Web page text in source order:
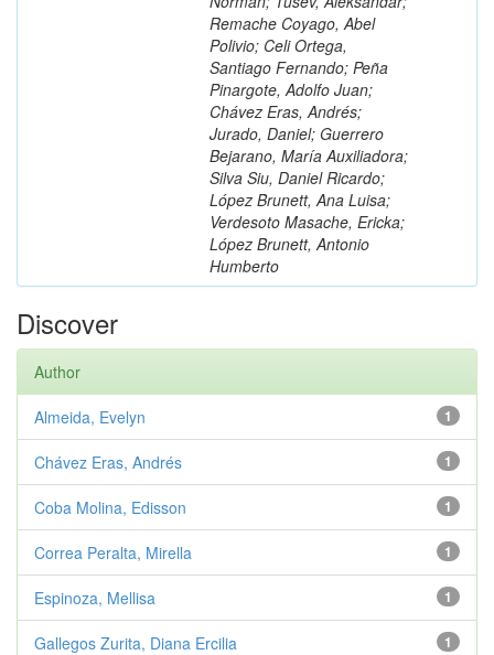
Remache Coyago, Abel
Polivio; Celi Ortega,
Santiago Fernando; Peña
Pinargote, Adolfo Juan;
Chávez Eras, Andrés;
Jurado, Daniel; Guerrero
Bejarano, María Auxiliadora;
Silva Siu, Daniel Ricardo;
López Brunett, Ana Luisa;
Verdesoto Masache, Ericka;
López Brunett, Antonio
Humberto
Discover
Author
1
Almeida, Evelyn
1
Chávez Eras, Andrés
1
Coba Molina, Edisson
1
Correa Peralta, Mirella
1
Espinoza, Mellisa
1
Gallegos Zurita, Diana Ercilia